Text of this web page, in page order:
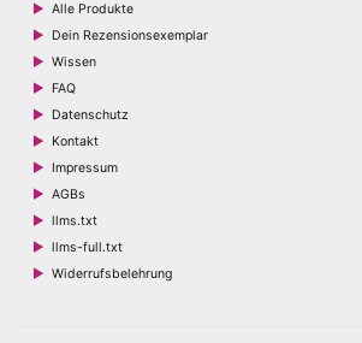
Alle Produkte
Dein Rezensionsexemplar
Wissen
FAQ
Datenschutz
Kontakt
Impressum
AGBs
llms.txt
llms-full.txt
Widerrufsbelehrung